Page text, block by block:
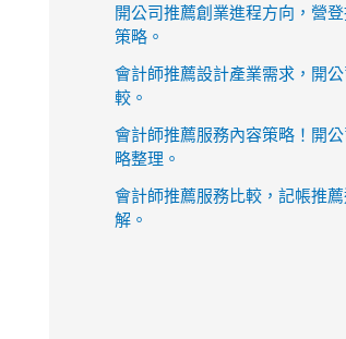
開公司推薦創業進程方向，營
策略。
會計師推薦設計產業需求，開
較。
會計師推薦服務內容策略！開
略整理。
會計師推薦服務比較，記帳推
解。